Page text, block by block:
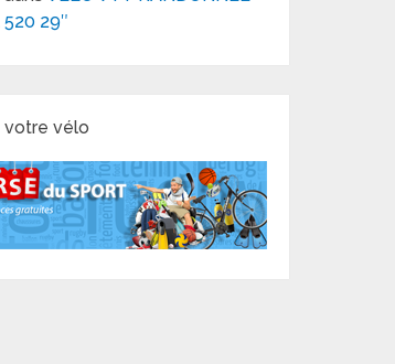
520 29″
votre vélo